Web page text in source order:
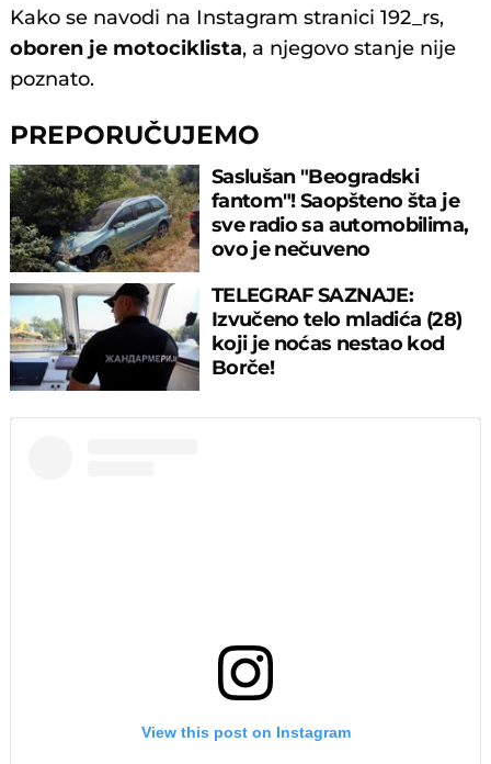
Kako se navodi na Instagram stranici 192_rs,
oboren je motociklista, a njegovo stanje nije
poznato.
PREPORUČUJEMO
Saslušan "Beogradski
fantom"! Saopšteno šta je
sve radio sa automobilima,
ovo je nečuveno
TELEGRAF SAZNAJE:
Izvučeno telo mladića (28)
koji je noćas nestao kod
Borče!
View this post on Instagram